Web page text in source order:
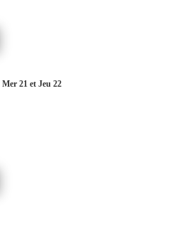
Mer 21 et Jeu 22